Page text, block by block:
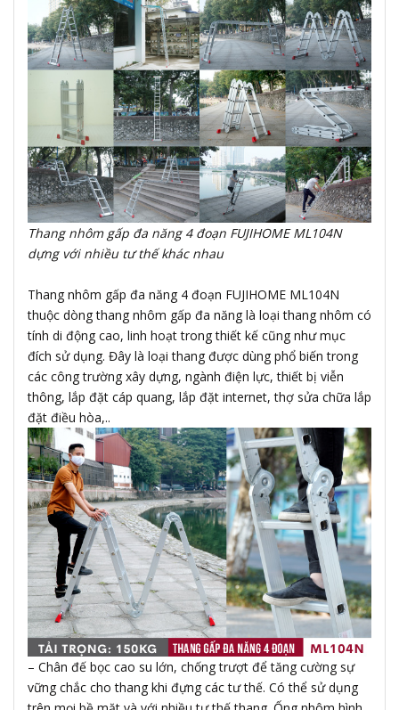
Thang nhôm gấp đa năng 4 đoạn FUJIHOME ML104N
dựng với nhiều tư thế khác nhau
Thang nhôm gấp đa năng 4 đoạn FUJIHOME ML104N
thuộc dòng thang nhôm gấp đa năng là loại thang nhôm có
tính di động cao, linh hoạt trong thiết kế cũng như mục
đích sử dụng. Đây là loại thang được dùng phổ biến trong
các công trường xây dựng, ngành điện lực, thiết bị viễn
thông, lắp đặt cáp quang, lắp đặt internet, thợ sửa chữa lắp
đặt điều hòa,..
– Chân đế bọc cao su lớn, chống trượt để tăng cường sự
vững chắc cho thang khi đựng các tư thế. Có thể sử dụng